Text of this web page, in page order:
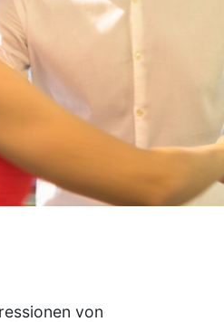
von